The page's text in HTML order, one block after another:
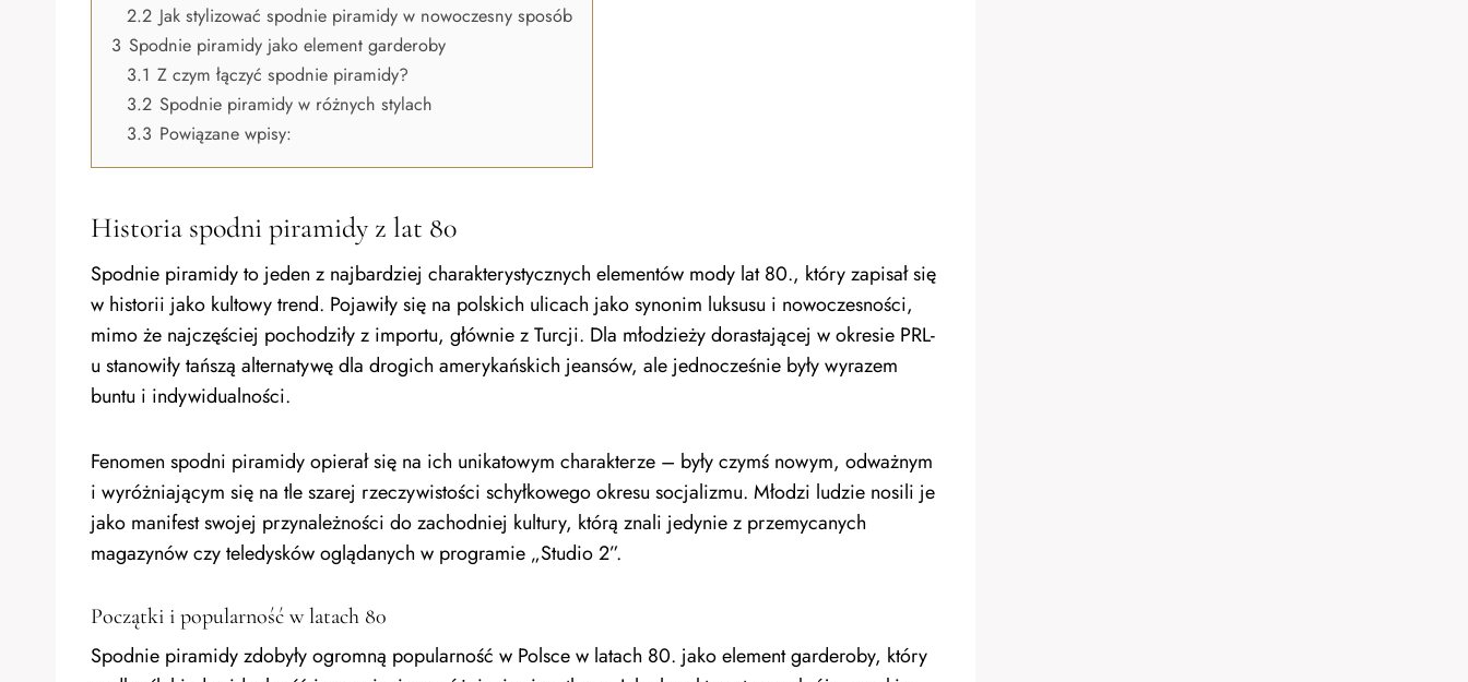
2.2 Jak stylizować spodnie piramidy w nowoczesny sposób
3 Spodnie piramidy jako element garderoby
3.1 Z czym łączyć spodnie piramidy?
3.2 Spodnie piramidy w różnych stylach
3.3 Powiązane wpisy:
Historia spodni piramidy z lat 80
Spodnie piramidy to jeden z najbardziej charakterystycznych elementów mody lat 80., który zapisał się
w historii jako kultowy trend. Pojawiły się na polskich ulicach jako synonim luksusu i nowoczesności,
mimo że najczęściej pochodziły z importu, głównie z Turcji. Dla młodzieży dorastającej w okresie PRL-
u stanowiły tańszą alternatywę dla drogich amerykańskich jeansów, ale jednocześnie były wyrazem
buntu i indywidualności.
Fenomen spodni piramidy opierał się na ich unikatowym charakterze – były czymś nowym, odważnym
i wyróżniającym się na tle szarej rzeczywistości schyłkowego okresu socjalizmu. Młodzi ludzie nosili je
jako manifest swojej przynależności do zachodniej kultury, którą znali jedynie z przemycanych
magazynów czy teledysków oglądanych w programie „Studio 2”.
Początki i popularność w latach 80
Spodnie piramidy zdobyły ogromną popularność w Polsce w latach 80. jako element garderoby, który